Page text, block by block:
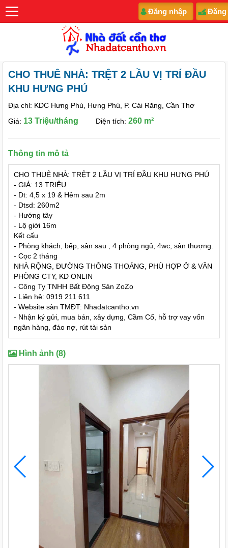
Đăng nhập Đăng
CHO THUÊ NHÀ: TRỆT 2 LẦU VỊ TRÍ ĐẦU
KHU HƯNG PHÚ
Địa chỉ: KDC Hưng Phú, Hưng Phú, P. Cái Răng, Cần Thơ
Giá: 13 Triệu/tháng Diện tích: 260 m²
Thông tin mô tả
CHO THUÊ NHÀ: TRỆT 2 LẦU VỊ TRÍ ĐẦU KHU HƯNG PHÚ
- GIÁ: 13 TRIỆU
- Dt: 4,5 x 19 & Hẻm sau 2m
- Dtsd: 260m2
- Hướng tây
- Lộ giới 16m
Kết cấu
- Phòng khách, bếp, sân sau , 4 phòng ngủ, 4wc, sân thượng.
- Cọc 2 tháng
NHÀ RỘNG, ĐƯỜNG THÔNG THOÁNG, PHÙ HỢP Ở & VĂN
PHÒNG CTY, KD ONLIN
- Công Ty TNHH Bất Động Sản ZoZo
- Liên hệ: 0919 211 611
- Website sàn TMĐT: Nhadatcantho.vn
- Nhận ký gửi, mua bán, xây dựng, Cầm Cố, hỗ trợ vay vốn
ngân hàng, đáo nợ, rút tài sản
Hình ảnh (8)